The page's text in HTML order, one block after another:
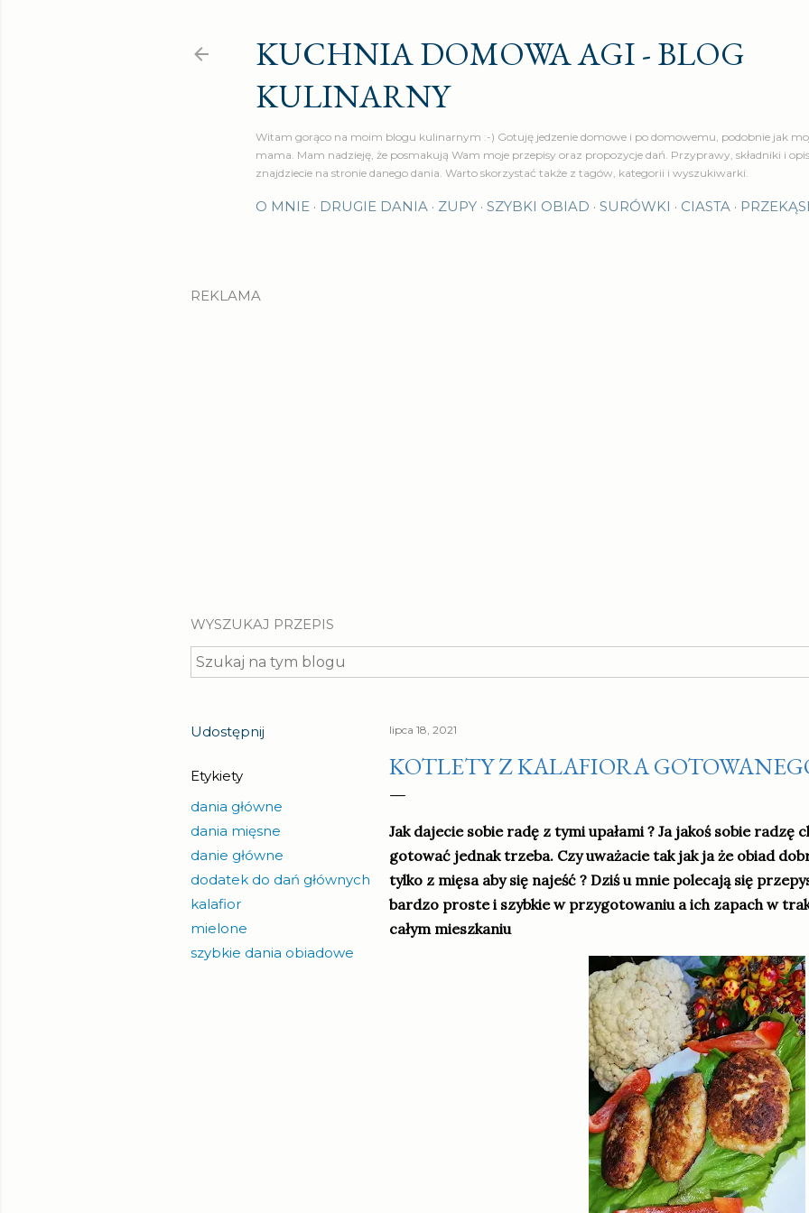
KUCHNIA DOMOWA AGI - BLOG
KULINARNY
Witam gorąco na moim blogu kulinarnym :-) Gotuję jedzenie domowe i po domowemu, podobnie jak
mama. Mam nadzieję, że posmakują Wam moje przepisy oraz propozycje dań. Przyprawy, składniki i
znajdziecie na stronie danego dania. Warto skorzystać także z tagów, kategorii i wyszukiwarki.
O MNIE DRUGIE DANIA ZUPY SZYBKI OBIAD SURÓWKI CIASTA
REKLAMA
WYSZUKAJ PRZEPIS
Udostępnij
Etykiety
dania główne
dania mięsne
danie główne
dodatek do dań głównych
kalafior
mielone
szybkie dania obiadowe
lipca 18, 2021
KOTLETY Z KALAFIORA
Jak dajecie sobie radę z tymi upałami ? Ja jakoś sobie radzę
gotować jednak trzeba. Czy uważacie tak jak ja że obiad
tylko z mięsa aby się najeść ? Dziś u mnie polecają się
bardzo proste i szybkie w przygotowaniu a ich zapach w
całym mieszkaniu